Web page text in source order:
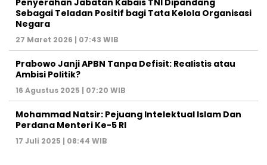
Sebagai Teladan Positif bagi Tata Kelola Organisasi
Negara
27 Maret 2026 | 07:43 WIB
Prabowo Janji APBN Tanpa Defisit: Realistis atau
Ambisi Politik?
16 Agustus 2025 | 07:20 WIB
Mohammad Natsir: Pejuang Intelektual Islam Dan
Perdana Menteri Ke-5 RI
17 Juli 2025 | 08:44 WIB